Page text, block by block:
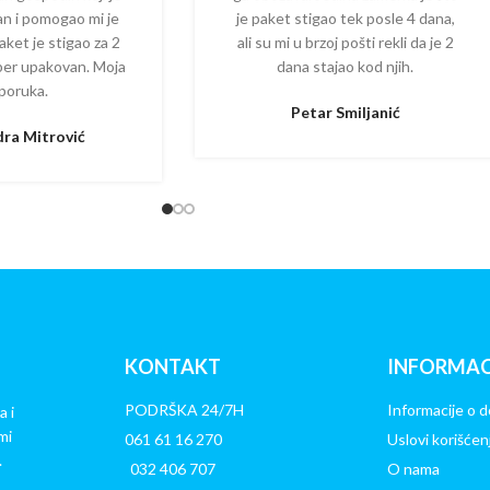
i pomogao mi je
je stigao za 2
upakovan. Moja
Mitrović
je paket stigao tek posle 4 dana,
ali su mi u brzoj pošti rekli da je 2
dana stajao kod njih.
Petar Smiljanić
i
KONTAKT
PODRŠKA 24/7H
061 61 16 270
032 406 707
Informacije o
Uslovi
O nama